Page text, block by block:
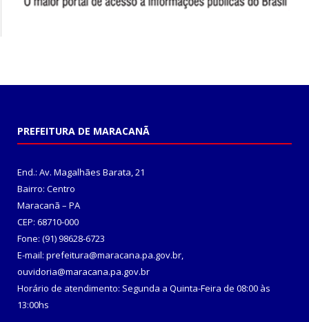
PREFEITURA DE MARACANÃ
End.: Av. Magalhães Barata, 21
Bairro: Centro
Maracanã – PA
CEP: 68710-000
Fone: (91) 98628-6723
E-mail: prefeitura@maracana.pa.gov.br,
ouvidoria@maracana.pa.gov.br
Horário de atendimento: Segunda a Quinta-Feira de 08:00 às
13:00hs